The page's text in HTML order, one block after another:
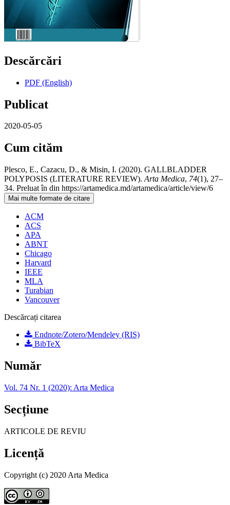
Descărcări
PDF (English)
Publicat
2020-05-05
Cum cităm
Plesco, E., Cazacu, D., & Misin, I. (2020). GALLBLADDER
POLYPOSIS (LITERATURE REVIEW). Arta Medica, 74(1), 27–
34. Preluat în din https://artamedica.md/artamedica/article/view/6
Mai multe formate de citare
ACM
ACS
APA
ABNT
Chicago
Harvard
IEEE
MLA
Turabian
Vancouver
Descărcați citarea
Endnote/Zotero/Mendeley (RIS)
BibTeX
Număr
Vol. 74 Nr. 1 (2020): Arta Medica
Secțiune
ARTICOLE DE REVIU
Licență
Copyright (c) 2020 Arta Medica